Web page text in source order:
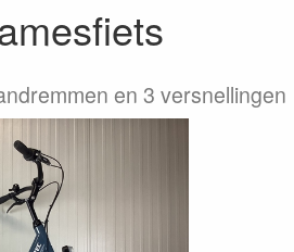
en 3 versnellingen